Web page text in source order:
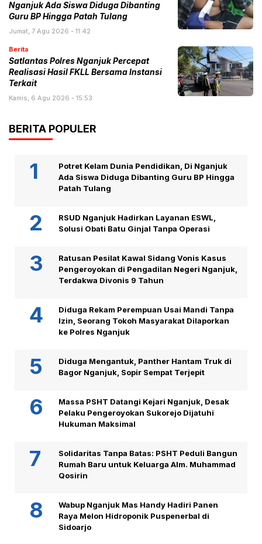
Nganjuk Ada Siswa Diduga Dibanting
Guru BP Hingga Patah Tulang
Jumat, 7 Agu 2026 - 11:42
Berita
Satlantas Polres Nganjuk Percepat
Realisasi Hasil FKLL Bersama Instansi
Terkait
Kamis, 6 Agu 2026 - 15:53
BERITA POPULER
Potret Kelam Dunia Pendidikan, Di Nganjuk
Ada Siswa Diduga Dibanting Guru BP Hingga
Patah Tulang
RSUD Nganjuk Hadirkan Layanan ESWL,
Solusi Obati Batu Ginjal Tanpa Operasi
Ratusan Pesilat Kawal Sidang Vonis Kasus
Pengeroyokan di Pengadilan Negeri Nganjuk,
Terdakwa Divonis 9 Tahun
Diduga Rekam Perempuan Usai Mandi Tanpa
Izin, Seorang Tokoh Masyarakat Dilaporkan
ke Polres Nganjuk
Diduga Mengantuk, Panther Hantam Truk di
Bagor Nganjuk, Sopir Sempat Terjepit
Massa PSHT Datangi Kejari Nganjuk, Desak
Pelaku Pengeroyokan Sukorejo Dijatuhi
Hukuman Maksimal
Solidaritas Tanpa Batas: PSHT Peduli Bangun
Rumah Baru untuk Keluarga Alm. Muhammad
Qosirin
Wabup Nganjuk Mas Handy Hadiri Panen
Raya Melon Hidroponik Puspenerbal di
Sidoarjo